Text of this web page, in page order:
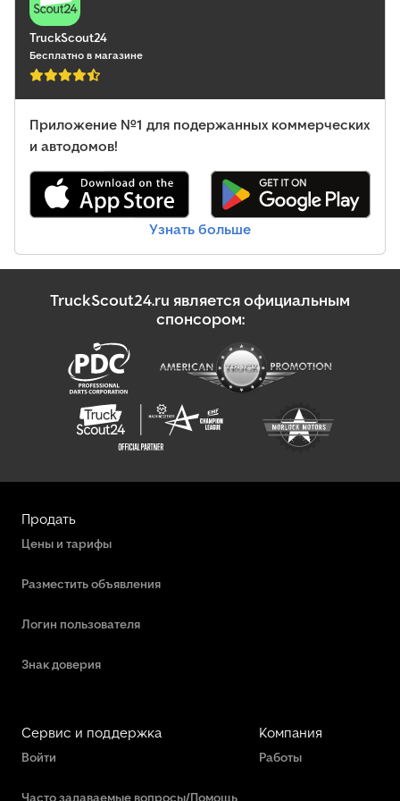
(ESP),
TruckScout24
Бесплатно в магазине
Приложение №1 для подержанных коммерческих
и автодомов!
Узнать больше
TruckScout24.ru является официальным
спонсором:
Продать
Цены и тарифы
Разместить объявления
Логин пользователя
Знак доверия
Сервис и поддержка
Войти
Часто задаваемые вопросы/Помощь
Компания
Работы